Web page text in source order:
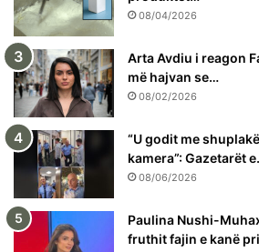
08/04/2026
Arta Avdiu i reagon
më hajvan se…
08/02/2026
“U godit me
kamera”: Gazetarët
08/06/2026
Paulina Nushi-
fruthit fajin e kanë